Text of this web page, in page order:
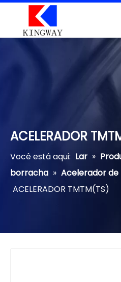
ACELERADOR
Você está aqui: Lar »
borracha » Acelerador
ACELERADOR TMTM(TS)